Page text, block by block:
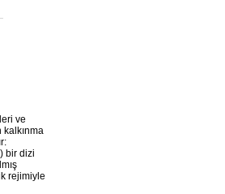
ve
bir dizi
rejimiyle